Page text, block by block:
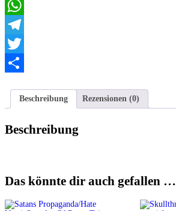
Email
WhatsApp
Telegram
Twitter
Beschreibung
Rezensionen (0)
Beschreibung
Das könnte dir auch gefallen …